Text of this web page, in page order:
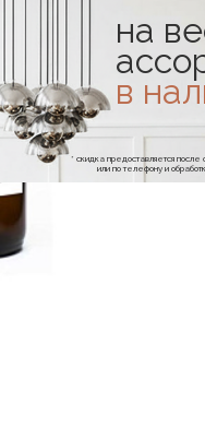
на
в
* скидка предоставляется
или по телефону и